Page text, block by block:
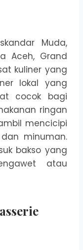
Muda,
Aceh, Grand
kuliner yang
lokal yang
cocok bagi
ringan
mencicipi
minuman.
bakso yang
atau